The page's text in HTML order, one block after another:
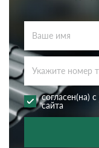
согласен(на) с
сайта